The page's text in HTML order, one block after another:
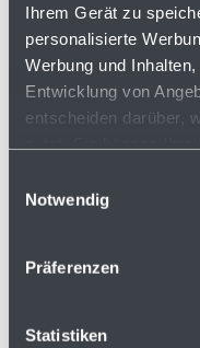
Ihrem Gerät zu
personalisierte
Werbung und
Entwicklung von
entscheiden darüber,
Trigger Symbol ändern
Informationen
Ihr Gerät durch
Notwendig
Präferenzen
Statistiken
Unterkategorien